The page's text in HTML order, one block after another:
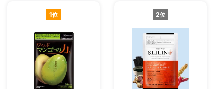
1位 2位